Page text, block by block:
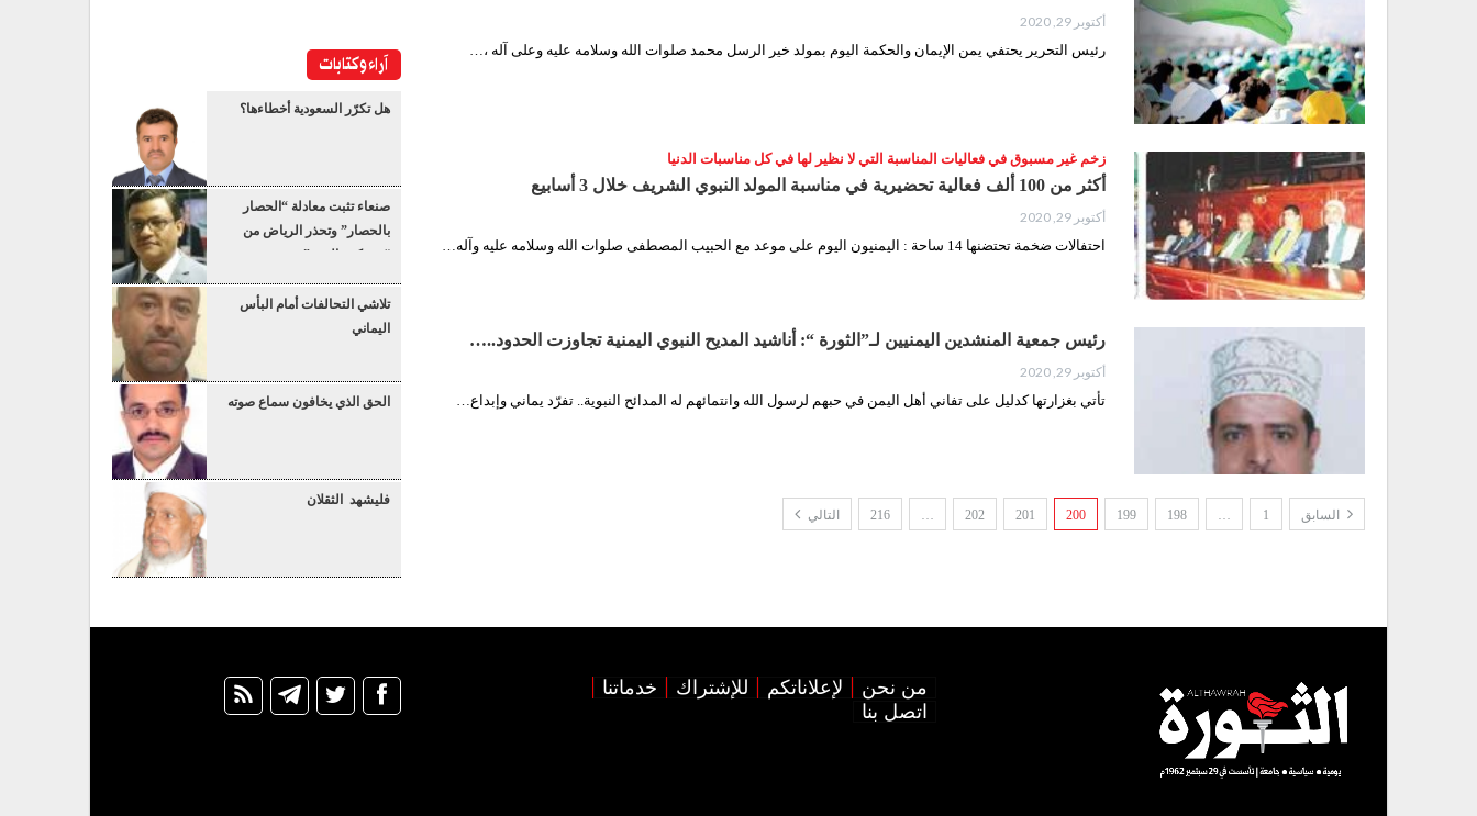
أكتوبر 29, 2020
رئيس التحرير يحتفي يمن الإيمان والحكمة اليوم بمولد خير الرسل محمد صلوات الله وسلامه عليه وعلى آله ،…
زخم غير مسبوق في فعاليات المناسبة التي لا نظير لها في كل مناسبات الدنيا
أكثر من 100 ألف فعالية تحضيرية في مناسبة المولد النبوي الشريف خلال 3 أسابيع
أكتوبر 29, 2020
احتفالات ضخمة تحتضنها 14 ساحة : اليمنيون اليوم على موعد مع الحبيب المصطفى صلوات الله وسلامه عليه وآله…
رئيس جمعية المنشدين اليمنيين لـ”الثورة “: أناشيد المديح النبوي اليمنية تجاوزت الحدود..…
أكتوبر 29, 2020
تأتي بغزارتها كدليل على تفاني أهل اليمن في حبهم لرسول الله وانتمائهم له المدائح النبوية.. تفرّد يماني وإبداع…
السابق 1
…
198
199
200
201
202
…
216 التالي
آراء وكتابات
هل تكرّر السعودية أخطاءها؟
صنعاء تثبت معادلة “الحصار
بالحصار” وتحذر الرياض من
“عسكرة البحر”
تلاشي التحالفات أمام البأس
اليماني
الحق الذي يخافون سماع صوته
فليشهد الثقلان
من نحن لإعلاناتكم للإشتراك
خدماتنا
اتصل بنا